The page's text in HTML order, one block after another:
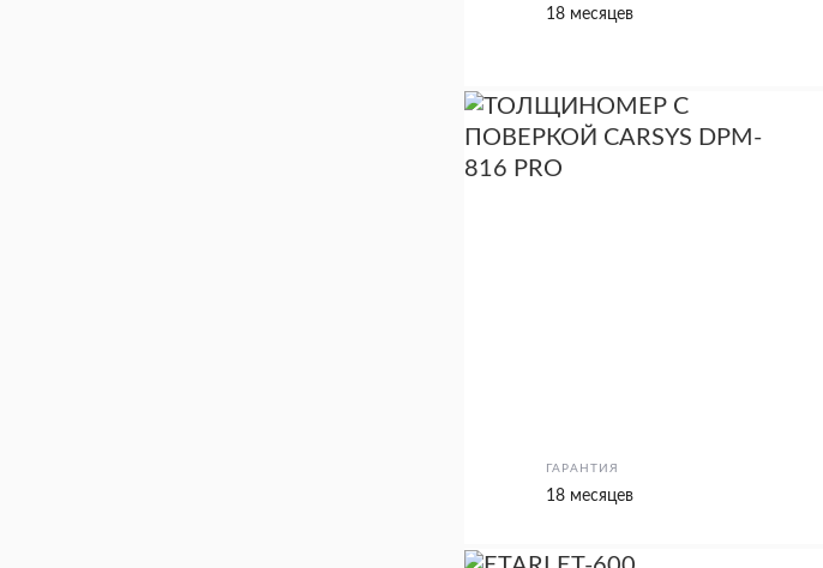
18 месяцев
ГАРАНТИЯ
18 месяцев